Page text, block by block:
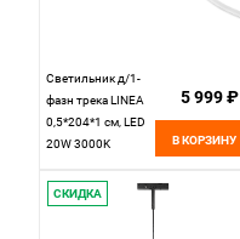
Светильник д/1-
фазн трека LINEA
0,5*204*1 см, LED
20W 3000K
206212 черный
5 999 ₽
В КОРЗИНУ
СКИДКА